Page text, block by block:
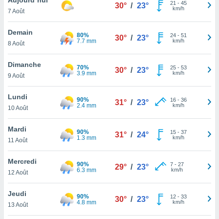
et
»,
au
vous
qu'ils
ou
le
ainsi
un
la
du
7 Août
30° / 23° 21 - 45
km/h
Demain
8 Août
80%
7.7 mm
30° / 23° 24- 51
km/h
Dimanche
9 Août
70%
3.9 mm
30° / 23° 25- 53
km/h
Lundi
10 Août
90%
2.4 mm
31° / 23° 16- 36
km/h
Mardi
11 Août
90%
1.3 mm
31° / 24° 15- 37
km/h
Mercredi
12 Août
90%
6.3 mm
29° / 23° 7- 27
km/h
Jeudi
13 Août
90%
4.8 mm
30° / 23° 12- 33
km/h